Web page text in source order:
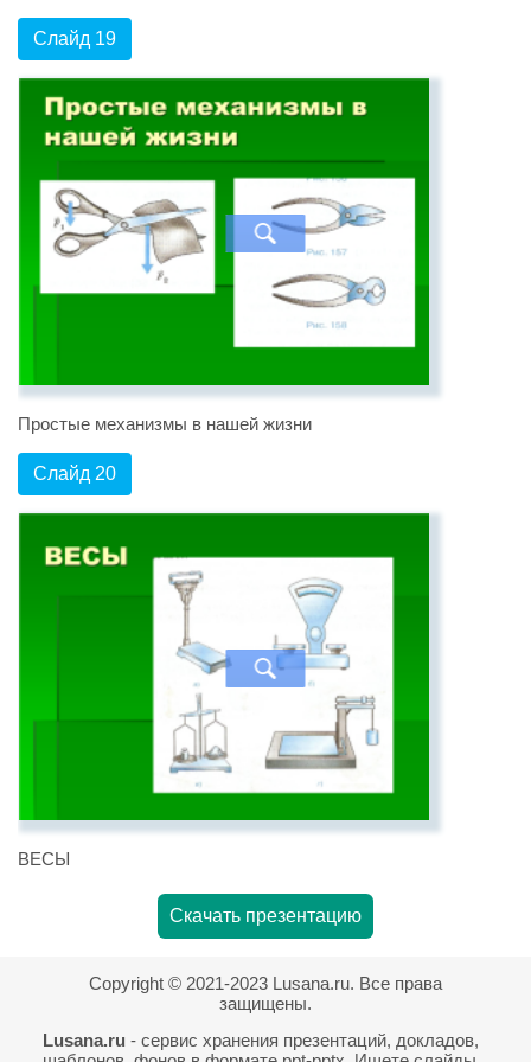
Слайд 19
Простые механизмы в нашей жизни
Слайд 20
ВЕСЫ
Скачать презентацию
Copyright © 2021-2023 Lusana.ru. Все права
защищены.
Lusana.ru - сервис хранения презентаций, докладов,